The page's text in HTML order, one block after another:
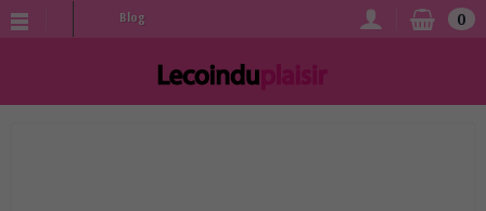
Blog 0